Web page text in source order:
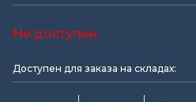
Не доступен
Доступен для заказа на складах: